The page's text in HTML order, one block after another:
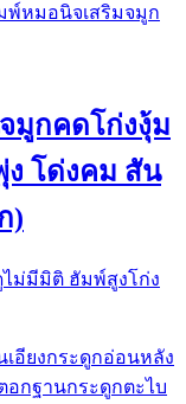
พ์หมอนิจเสริมจมูก
มูกคดโก่งงุ้ม
ง โด่งคม สัน
)
ม่มีมิติ ฮัมพ์สูงโก่ง
อียงกระดูกอ่อนหลัง
อกฐานกระดูกตะไบ